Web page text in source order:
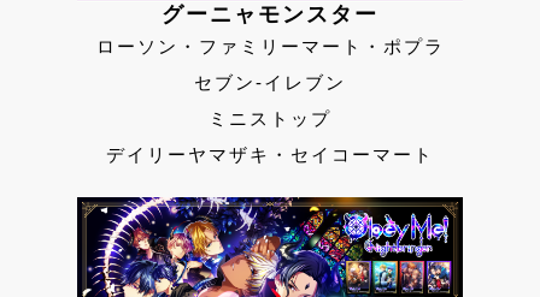
グーニャモンスター
ローソン・ファミリーマート・ポプラ
セブン-イレブン
ミニストップ
デイリーヤマザキ・セイコーマート